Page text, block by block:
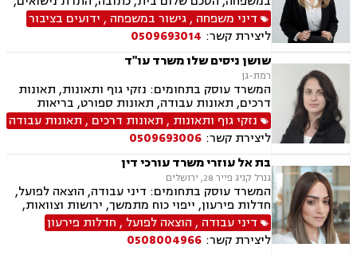
ידועים בציבור, אפוטרופסות, הסכמי ממון, מזונות,
גירושין, הורות חד מינית, נישואים אזרחיים, חלוקת
רכוש, תיאום הורי, זמני שהות (החזקת ילדים), ניכור
הורי, ייפוי כוח מתמשך, ירושות וצוואות
דיני משפחה ,גישור במשפחה , ידועים בציבור
ליצירת קשר: 0509693014
שושן ניסים שלו משרד עו"ד
רמת-גן
המשרד עוסק בתחומים: נזקי גוף ותאונות, תאונות
דרכים, תאונות עבודה, תאונות ספורט, בריאות
הנפש, אובדן כושר עבודה, תאונות תלמידים, תאונות
עקב רשלנות, רשלנות רפואית, רשלנות רפואית-
הריון ולידה, רשלנות רפואית - רפואת שיניים, ביטוח
לאומי
נזקי גוף ותאונות , תאונות דרכים , תאונות עבודה
ליצירת קשר: 0509693006
בת אל עוזרי משרד עורכי דין
גנרל קניג פייר 28, ירושלים
המשרד עוסק בתחומים: דיני עבודה, הוצאה לפועל,
חדלות פירעון, ייפוי כוח מתמשך, ירושות וצוואות,
ביטוח לאומי
דיני עבודה , הוצאה לפועל , חדלות פירעון
ליצירת קשר: 0508004966